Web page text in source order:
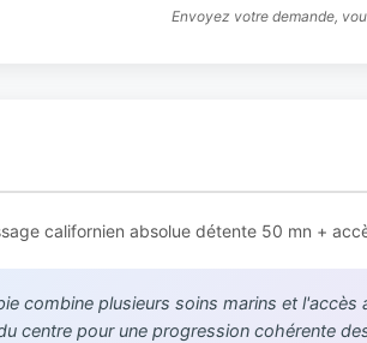
Envoyez votre demande,
californien absolue détente 50 mn +
combine plusieurs soins marins et
centre pour une progression cohérente